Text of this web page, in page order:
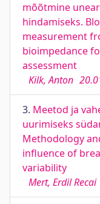
mõõtmine
hindamiseks.
measurement
bioimpedance
assessment
Kilk, Anton
3. Meetod ja
uurimiseks
Methodology
influence of
variability
Mert, Erdil Recai